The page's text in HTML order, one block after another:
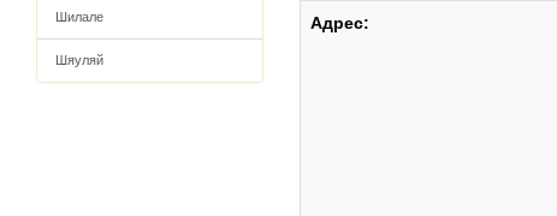
Шилале
Шяуляй
Адрес: